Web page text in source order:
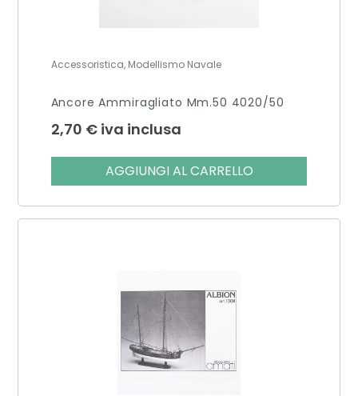
Accessoristica, Modellismo Navale
Ancore Ammiragliato Mm.50 4020/50
2,70 € iva inclusa
AGGIUNGI AL CARRELLO